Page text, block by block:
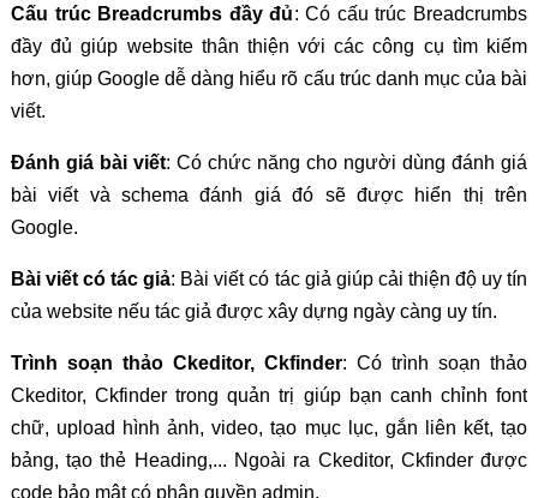
Cấu trúc Breadcrumbs đầy đủ: Có cấu trúc Breadcrumbs
đầy đủ giúp website thân thiện với các công cụ tìm kiếm
hơn, giúp Google dễ dàng hiểu rõ cấu trúc danh mục của bài
viết.
Đánh giá bài viết: Có chức năng cho người dùng đánh giá
bài viết và schema đánh giá đó sẽ được hiển thị trên
Google.
Bài viết có tác giả: Bài viết có tác giả giúp cải thiện độ uy tín
của website nếu tác giả được xây dựng ngày càng uy tín.
Trình soạn thảo Ckeditor, Ckfinder: Có trình soạn thảo
Ckeditor, Ckfinder trong quản trị giúp bạn canh chỉnh font
chữ, upload hình ảnh, video, tạo mục lục, gắn liên kết, tạo
bảng, tạo thẻ Heading,... Ngoài ra Ckeditor, Ckfinder được
code bảo mật có phân quyền admin.